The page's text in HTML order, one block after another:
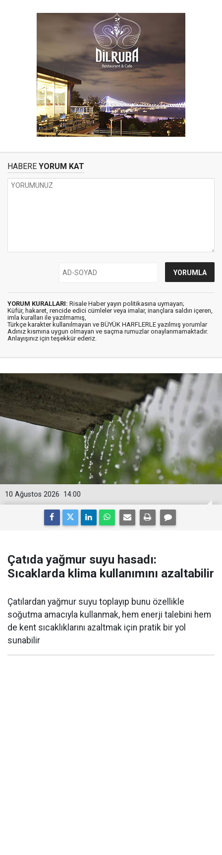
HABERE YORUM KAT
YORUM KURALLARI: Risale Haber yayın politikasına uymayan;
Küfür, hakaret, rencide edici cümleler veya imalar, inançlara saldırı içeren,
imla kuralları ile yazılmamış,
Türkçe karakter kullanılmayan ve BÜYÜK HARFLERLE yazılmış yorumlar
Adınız kısmına uygun olmayan ve saçma rumuzlar onaylanmamaktadır.
Anlayışınız için teşekkür ederiz.
14:00
10 Ağustos 2026
Çatıda yağmur suyu hasadı:
Sıcaklarda klima kullanımını azaltabilir
Çatılardan yağmur suyu toplayıp bunu özellikle
soğutma amacıyla kullanmak, hem enerji talebini hem
de kent sıcaklıklarını azaltmak için pratik bir yol
sunabilir